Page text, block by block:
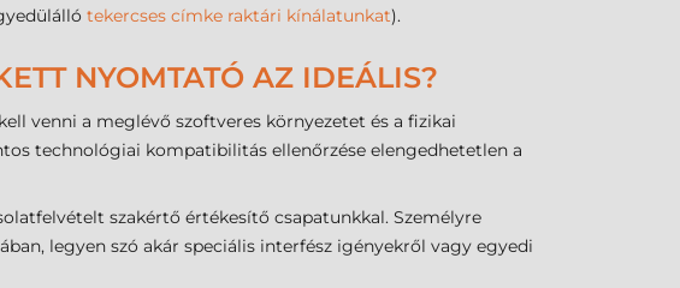
tekercses címke raktári kínálatunkat).
NYOMTATÓ AZ IDEÁLIS?
venni a meglévő szoftveres környezetet és a fizikai
technológiai kompatibilitás ellenőrzése elengedhetetlen a
szakértő értékesítő csapatunkkal. Személyre
legyen szó akár speciális interfész igényekről vagy egyedi